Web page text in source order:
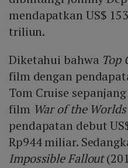
mendapatkan US$
triliun.
Diketahui bahwa Top
film dengan
Tom Cruise
film War of the Worlds
pendapatan debut
Rp944 miliar.
Impossible Fallout